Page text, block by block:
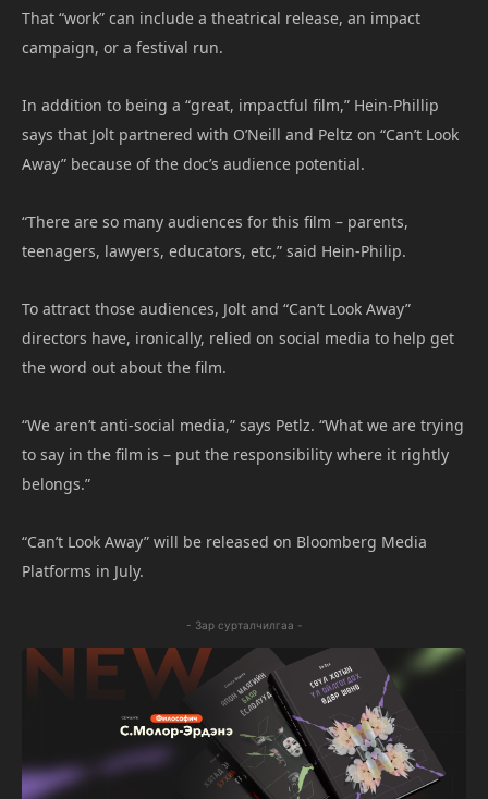
That “work” can include a theatrical release, an impact
campaign, or a festival run.
In addition to being a “great, impactful film,” Hein-Phillip
says that Jolt partnered with O’Neill and Peltz on “Can’t Look
Away” because of the doc’s audience potential.
“There are so many audiences for this film – parents,
teenagers, lawyers, educators, etc,” said Hein-Philip.
To attract those audiences, Jolt and “Can’t Look Away”
directors have, ironically, relied on social media to help get
the word out about the film.
“We aren’t anti-social media,” says Petlz. “What we are trying
to say in the film is – put the responsibility where it rightly
belongs.”
“Can’t Look Away” will be released on Bloomberg Media
Platforms in July.
- Зар сурталчилгаа -